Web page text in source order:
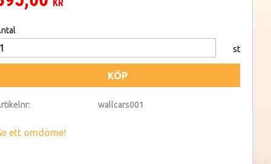
st
KÖP
wallcars001
ett omdöme!